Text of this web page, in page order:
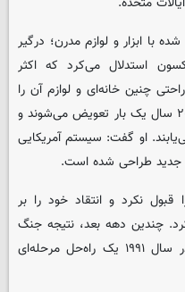
شده با ابزار و لوازم مدرن؛ درگیر
استدلال می‌کرد که اکثر
چنین خانه‌ای و لوازم آن را
بخرند، به طوری که خانه‌ها معمولاً هر ۲۰ سال یک بار تعویض می‌شوند و
او گفت: سیستم آمریکایی
جدید طراحی شده است.
نکرد و انتقاد خود را بر
چندین دهه بعد، نتیجه جنگ
سرد فروپاشی اتحاد جماهیر شوروی در سال ۱۹۹۱ یک راه‌حل مرحله‌ای